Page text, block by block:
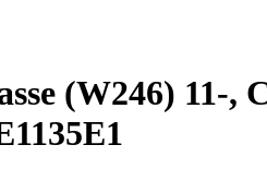
(W246) 11-,